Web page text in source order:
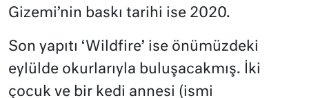
Gizemi’nin baskı tarihi ise 2020.
Son yapıtı ‘Wildfire’ ise önümüzdeki
eylülde okurlarıyla buluşacakmış. İki
çocuk ve bir kedi annesi (ismi